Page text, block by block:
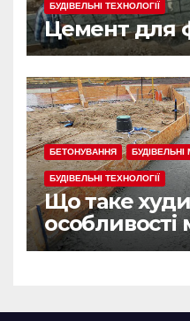
БУДІВЕЛЬНІ ТЕХНОЛОГІЇ
Цемент для
БЕТОНУВАННЯ БУДІВЕЛЬНІ
БУДІВЕЛЬНІ ТЕХНОЛОГІЇ
Що таке
особливості
сфера